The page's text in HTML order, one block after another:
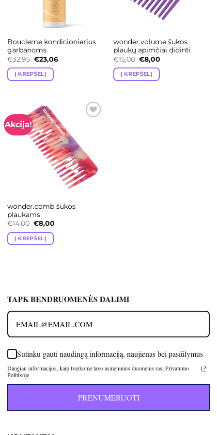
Boucleme kondicionierius
garbanoms
€32,95 Original
price
was:
€32,95.
€23,06Current
Į KREPŠELĮ
wonder.volume šukos
plaukų apimčiai didinti
€15,00 Original
price
was:
€15,00.
€8,00Current
is:
€8,00.
Į KREPŠELĮ
Akcija!
wonder.comb šukos
plaukams
€14,00 Original
price
was:
€14,00.
€8,00Current
Į KREPŠELĮ
TAPK BENDRUOMENĖS DALIMI
Sutinku gauti naudingą informaciją, naujienas bei pasiūlymus
Daugiau informacijos, kaip tvarkome tavo asmeninius duomenis rasi Privatumo
Politikoje.
PRENUMERUOTI